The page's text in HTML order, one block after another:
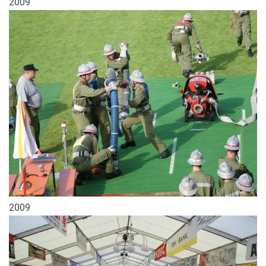
2009